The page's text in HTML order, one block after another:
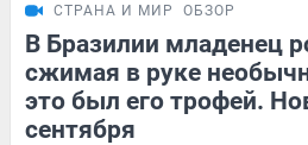
СТРАНА И МИР ОБЗОР
В Бразилии младенец
сжимая в руке
это был его трофей.
сентября